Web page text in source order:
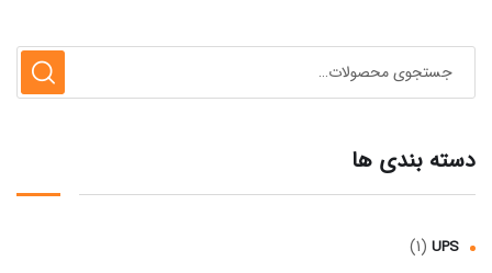
دسته بندی ها
UPS
(1)